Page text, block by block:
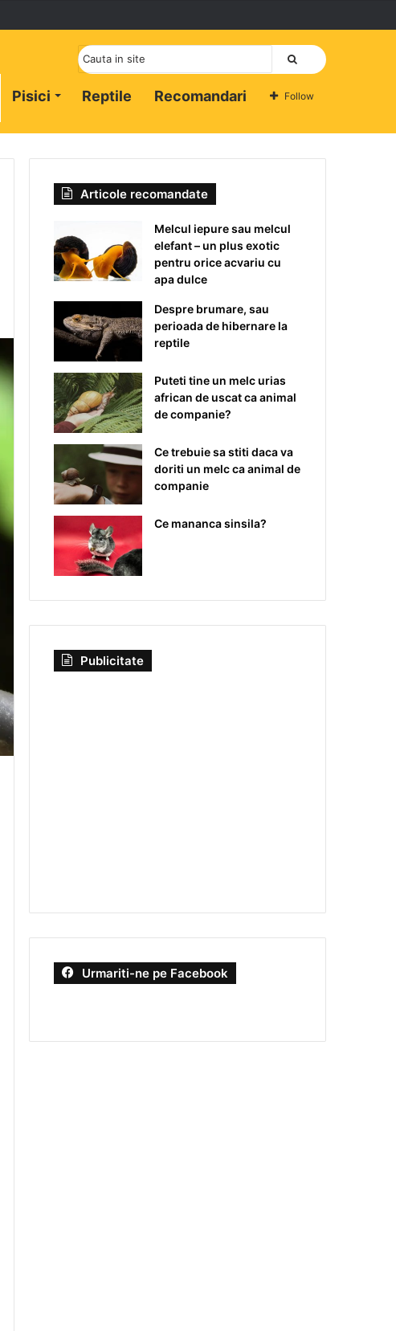
Cauta
Pisici Reptile Recomandari Follow
Articole recomandate
Melcul iepure sau melcul
elefant – un plus exotic
pentru orice acvariu cu
apa dulce
Despre brumare, sau
perioada de hibernare la
reptile
Puteti tine un melc urias
african de uscat ca animal
de companie?
Ce trebuie sa stiti daca va
doriti un melc ca animal de
companie
Ce mananca sinsila?
Publicitate
Urmariti-ne pe Facebook